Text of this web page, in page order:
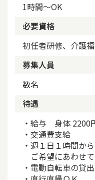
1時間～OK
必要資格
初任者研修、介護
募集人員
数名
待遇
・給与　身体
・交通費支給
・週１日１時間から
ご希望にあわせて
・電動自転車の貸